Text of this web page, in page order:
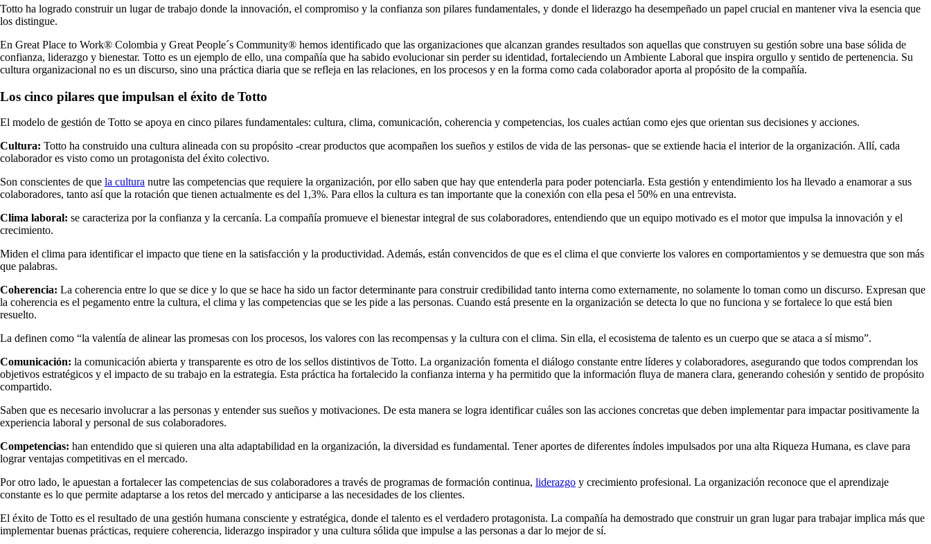
Totto ha logrado construir un lugar de trabajo donde la innovación, el compromiso y la confianza son pilares fundamentales, y donde el liderazgo ha desempeñado un papel crucial en mantener viva la esencia que
los distingue.
En Great Place to Work® Colombia y Great People´s Community® hemos identificado que las organizaciones que alcanzan grandes resultados son aquellas que construyen su gestión sobre una base sólida de
confianza, liderazgo y bienestar. Totto es un ejemplo de ello, una compañía que ha sabido evolucionar sin perder su identidad, fortaleciendo un Ambiente Laboral que inspira orgullo y sentido de pertenencia. Su
cultura organizacional no es un discurso, sino una práctica diaria que se refleja en las relaciones, en los procesos y en la forma como cada colaborador aporta al propósito de la compañía.
Los cinco pilares que impulsan el éxito de Totto
El modelo de gestión de Totto se apoya en cinco pilares fundamentales: cultura, clima, comunicación, coherencia y competencias, los cuales actúan como ejes que orientan sus decisiones y acciones.
Cultura: Totto ha construido una cultura alineada con su propósito -crear productos que acompañen los sueños y estilos de vida de las personas- que se extiende hacia el interior de la organización. Allí, cada
colaborador es visto como un protagonista del éxito colectivo.
Son conscientes de que la cultura nutre las competencias que requiere la organización, por ello saben que hay que entenderla para poder potenciarla. Esta gestión y entendimiento los ha llevado a enamorar a sus
colaboradores, tanto así que la rotación que tienen actualmente es del 1,3%. Para ellos la cultura es tan importante que la conexión con ella pesa el 50% en una entrevista.
Clima laboral: se caracteriza por la confianza y la cercanía. La compañía promueve el bienestar integral de sus colaboradores, entendiendo que un equipo motivado es el motor que impulsa la innovación y el
crecimiento.
Miden el clima para identificar el impacto que tiene en la satisfacción y la productividad. Además, están convencidos de que es el clima el que convierte los valores en comportamientos y se demuestra que son más
que palabras.
Coherencia: La coherencia entre lo que se dice y lo que se hace ha sido un factor determinante para construir credibilidad tanto interna como externamente, no solamente lo toman como un discurso. Expresan que
la coherencia es el pegamento entre la cultura, el clima y las competencias que se les pide a las personas. Cuando está presente en la organización se detecta lo que no funciona y se fortalece lo que está bien
resuelto.
La definen como “la valentía de alinear las promesas con los procesos, los valores con las recompensas y la cultura con el clima. Sin ella, el ecosistema de talento es un cuerpo que se ataca a sí mismo”.
Comunicación: la comunicación abierta y transparente es otro de los sellos distintivos de Totto. La organización fomenta el diálogo constante entre líderes y colaboradores, asegurando que todos comprendan los
objetivos estratégicos y el impacto de su trabajo en la estrategia. Esta práctica ha fortalecido la confianza interna y ha permitido que la información fluya de manera clara, generando cohesión y sentido de propósito
compartido.
Saben que es necesario involucrar a las personas y entender sus sueños y motivaciones. De esta manera se logra identificar cuáles son las acciones concretas que deben implementar para impactar positivamente la
experiencia laboral y personal de sus colaboradores.
Competencias: han entendido que si quieren una alta adaptabilidad en la organización, la diversidad es fundamental. Tener aportes de diferentes índoles impulsados por una alta Riqueza Humana, es clave para
lograr ventajas competitivas en el mercado.
Por otro lado, le apuestan a fortalecer las competencias de sus colaboradores a través de programas de formación continua, liderazgo y crecimiento profesional. La organización reconoce que el aprendizaje
constante es lo que permite adaptarse a los retos del mercado y anticiparse a las necesidades de los clientes.
El éxito de Totto es el resultado de una gestión humana consciente y estratégica, donde el talento es el verdadero protagonista. La compañía ha demostrado que construir un gran lugar para trabajar implica más que
implementar buenas prácticas, requiere coherencia, liderazgo inspirador y una cultura sólida que impulse a las personas a dar lo mejor de sí.